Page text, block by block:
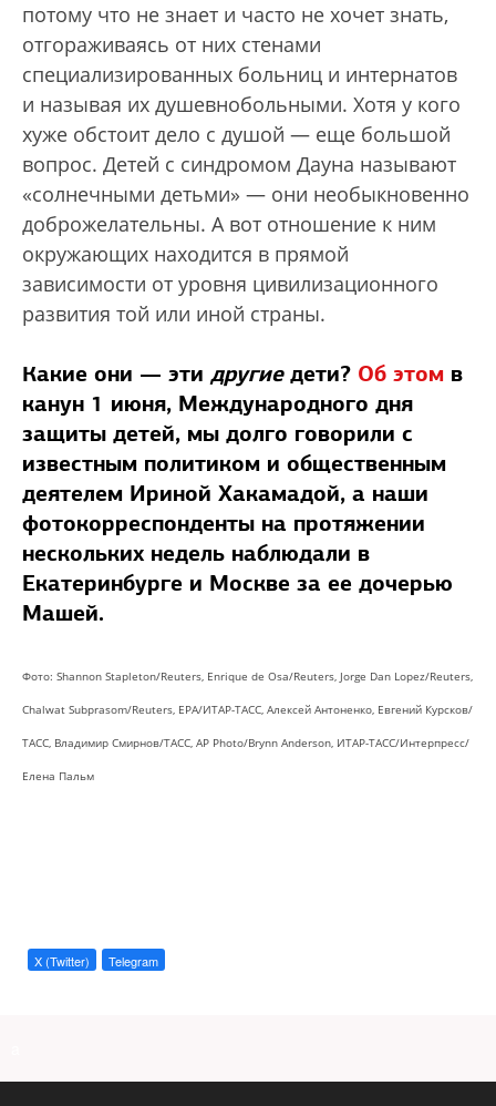
потому что не знает и часто не хочет знать,
отгораживаясь от них стенами
специализированных больниц и интернатов
и называя их душевнобольными. Хотя у кого
хуже обстоит дело с душой — еще большой
вопрос. Детей с синдромом Дауна называют
«солнечными детьми» — они необыкновенно
доброжелательны. А вот отношение к ним
окружающих находится в прямой
зависимости от уровня цивилизационного
развития той или иной страны.
Какие они — эти другиедети? Об этом в
канун 1 июня, Международного дня
защиты детей, мы долго говорили с
известным политиком и общественным
деятелем Ириной Хакамадой, а наши
фотокорреспонденты на протяжении
нескольких недель наблюдали в
Екатеринбурге и Москве за ее дочерью
Машей.
Фото: Shannon Stapleton/Reuters, Enrique de Osa/Reuters, Jorge Dan Lopez/Reuters,
Chalwat Subprasom/Reuters, EPA/ИТАР-ТАСС, Алексей Антоненко, Евгений Курсков/
ТАСС, Владимир Смирнов/ТАСС, AP Photo/Brynn Anderson, ИТАР-ТАСС/Интерпресс/
Елена Пальм
X (Twitter) Telegram